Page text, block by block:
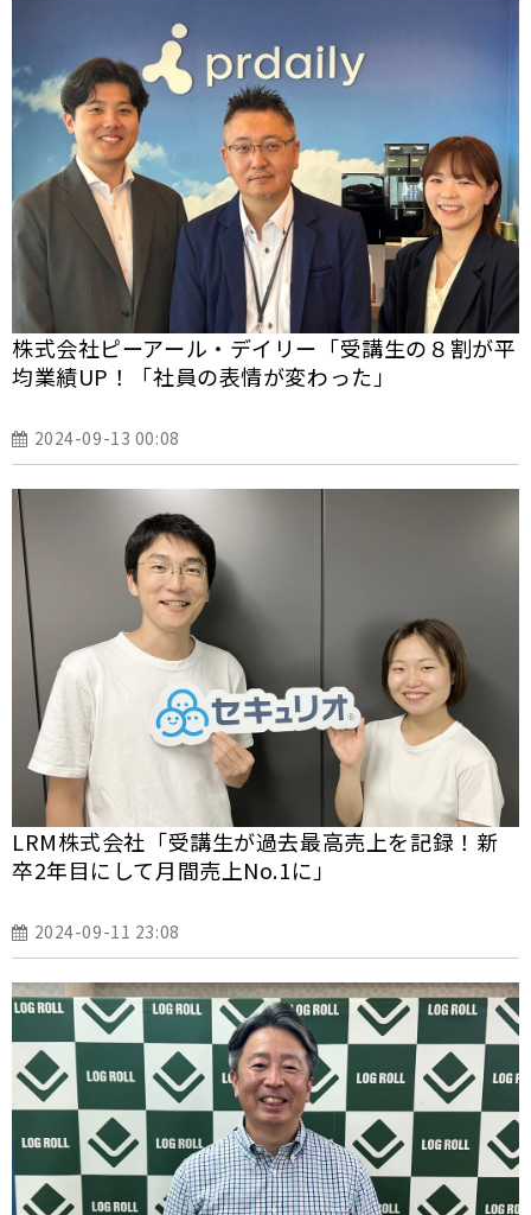
株式会社ピーアール・デイリー「受講生の８割が平
均業績UP！「社員の表情が変わった」
2024-09-13 00:08
LRM株式会社「受講生が過去最高売上を記録！新
卒2年目にして月間売上No.1に」
2024-09-11 23:08